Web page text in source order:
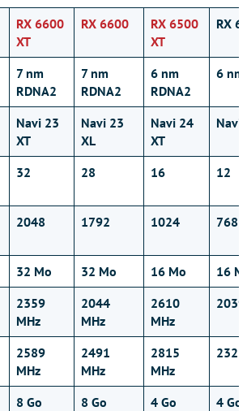
RX 6600
XT
RX 6600
RX 6500
XT
RX
7 nm
RDNA2
7 nm
RDNA2
6 nm
RDNA2
6 nm
Navi 23
XT
Navi 23
XL
Navi 24
XT
Navi
32 28 16 12
2048 1792 1024 768
32 Mo 32 Mo 16 Mo
16
2359
MHz
2044
MHz
2610
MHz
2589
MHz
2491
MHz
2815
MHz
8 Go
8 Go
4 Go
4 Go